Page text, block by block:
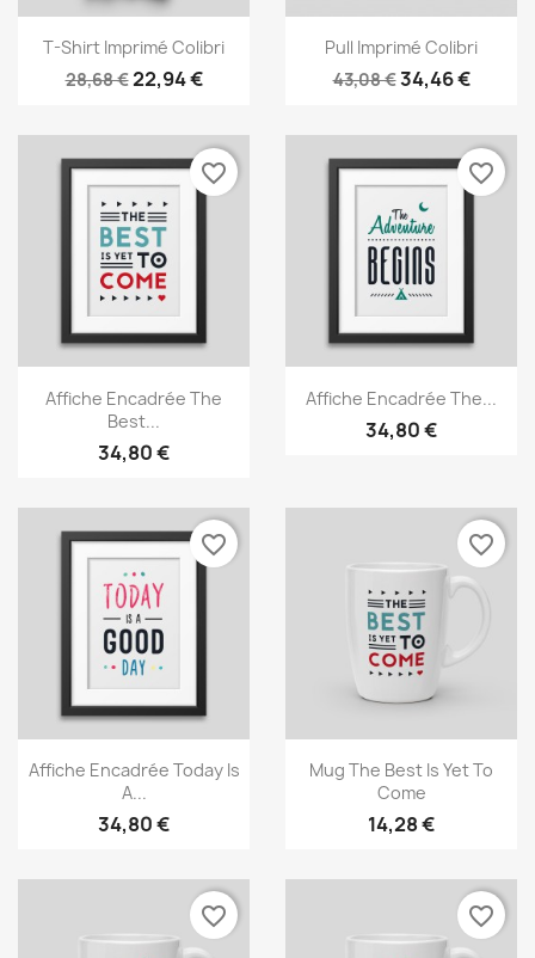
Aperçu rapide
T-Shirt Imprimé Colibri
28,68 €22,94 €
Aperçu rapide
Pull Imprimé Colibri
43,08 €34,46 €
Aperçu rapide
Affiche Encadrée The
Best...
34,80 €
favorite_border
Aperçu rapide
Affiche Encadrée The...
34,80 €
favorite_border
Aperçu rapide
Affiche Encadrée Today Is
A...
34,80 €
favorite_border
Aperçu rapide
Mug The Best Is Yet To
Come
14,28 €
favorite_border
favorite_border favorite_border